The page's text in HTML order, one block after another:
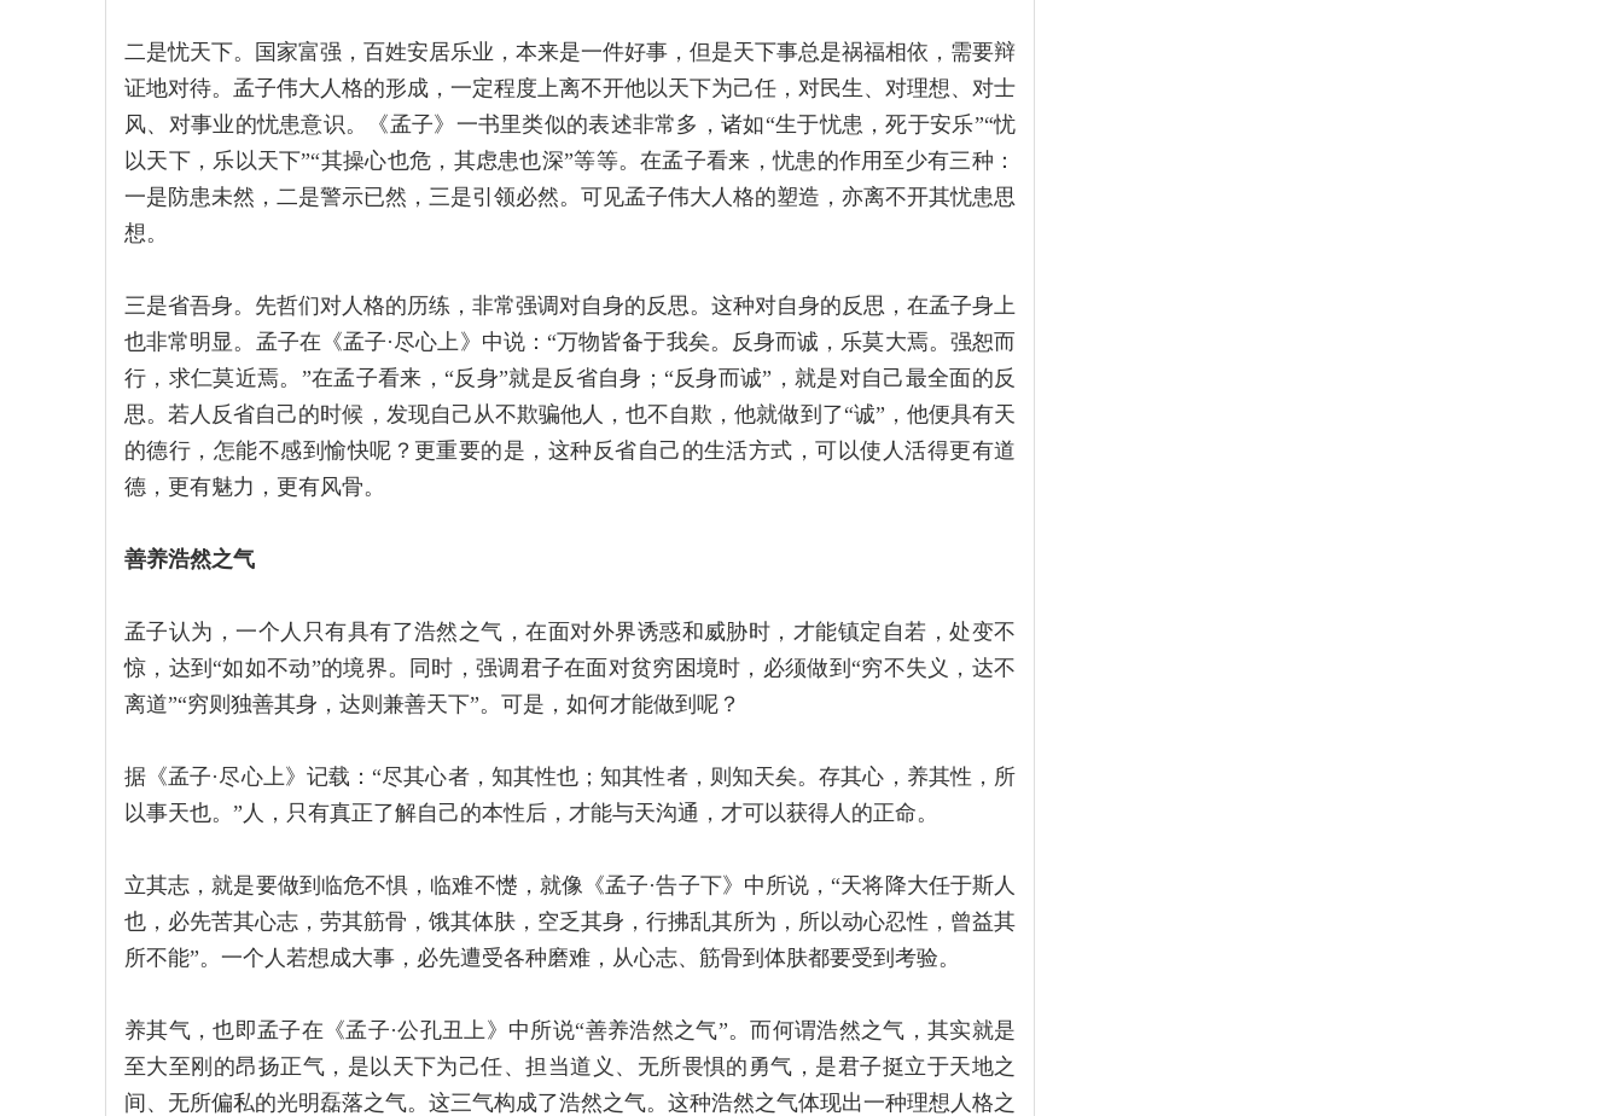
二是忧天下。国家富强，百姓安居乐业，本来是一件好事，但是天下事总是祸福相依，需要辩
证地对待。孟子伟大人格的形成，一定程度上离不开他以天下为己任，对民生、对理想、对士
风、对事业的忧患意识。《孟子》一书里类似的表述非常多，诸如“生于忧患，死于安乐”“忧
以天下，乐以天下”“其操心也危，其虑患也深”等等。在孟子看来，忧患的作用至少有三种：
一是防患未然，二是警示已然，三是引领必然。可见孟子伟大人格的塑造，亦离不开其忧患思
想。
三是省吾身。先哲们对人格的历练，非常强调对自身的反思。这种对自身的反思，在孟子身上
也非常明显。孟子在《孟子·尽心上》中说：“万物皆备于我矣。反身而诚，乐莫大焉。强恕而
行，求仁莫近焉。”在孟子看来，“反身”就是反省自身；“反身而诚”，就是对自己最全面的反
思。若人反省自己的时候，发现自己从不欺骗他人，也不自欺，他就做到了“诚”，他便具有天
的德行，怎能不感到愉快呢？更重要的是，这种反省自己的生活方式，可以使人活得更有道
德，更有魅力，更有风骨。
善养浩然之气
孟子认为，一个人只有具有了浩然之气，在面对外界诱惑和威胁时，才能镇定自若，处变不
惊，达到“如如不动”的境界。同时，强调君子在面对贫穷困境时，必须做到“穷不失义，达不
离道”“穷则独善其身，达则兼善天下”。可是，如何才能做到呢？
据《孟子·尽心上》记载：“尽其心者，知其性也；知其性者，则知天矣。存其心，养其性，所
以事天也。”人，只有真正了解自己的本性后，才能与天沟通，才可以获得人的正命。
立其志，就是要做到临危不惧，临难不憷，就像《孟子·告子下》中所说，“天将降大任于斯人
也，必先苦其心志，劳其筋骨，饿其体肤，空乏其身，行拂乱其所为，所以动心忍性，曾益其
所不能”。一个人若想成大事，必先遭受各种磨难，从心志、筋骨到体肤都要受到考验。
养其气，也即孟子在《孟子·公孔丑上》中所说“善养浩然之气”。而何谓浩然之气，其实就是
至大至刚的昂扬正气，是以天下为己任、担当道义、无所畏惧的勇气，是君子挺立于天地之
间、无所偏私的光明磊落之气。这三气构成了浩然之气。这种浩然之气体现出一种理想人格之